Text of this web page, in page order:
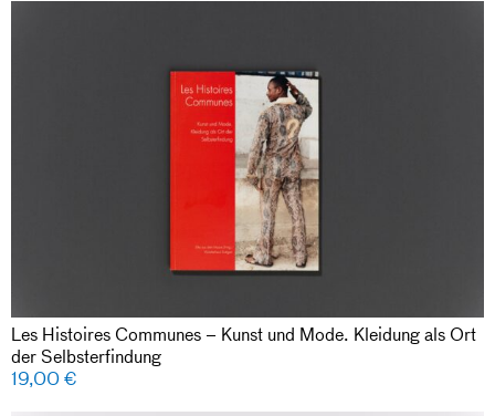
Les Histoires Communes – Kunst und Mode. Kleidung als Ort
der Selbsterfindung
19,00€